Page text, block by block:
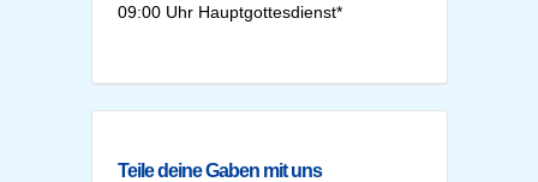
09:00 Uhr Hauptgottesdienst*
Teile deine Gaben mit uns